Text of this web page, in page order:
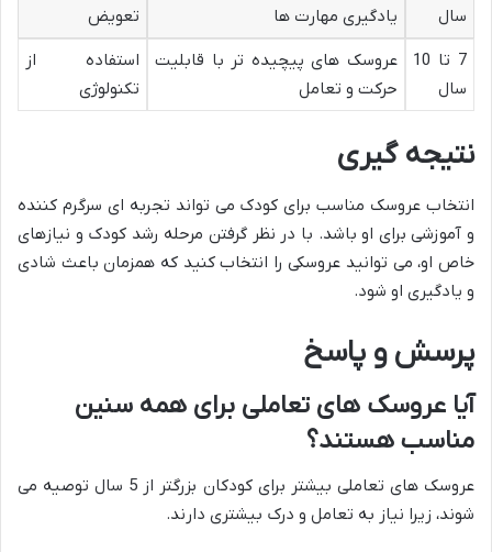
سال
یادگیری مهارت ها
تعویض
7 تا 10
سال
عروسک های پیچیده تر با قابلیت
حرکت و تعامل
استفاده از
تکنولوژی
نتیجه گیری
انتخاب عروسک مناسب برای کودک می تواند تجربه ای سرگرم کننده
و آموزشی برای او باشد. با در نظر گرفتن مرحله رشد کودک و نیازهای
خاص او، می توانید عروسکی را انتخاب کنید که همزمان باعث شادی
و یادگیری او شود.
پرسش و پاسخ
آیا عروسک های تعاملی برای همه سنین
مناسب هستند؟
عروسک های تعاملی بیشتر برای کودکان بزرگتر از 5 سال توصیه می
شوند، زیرا نیاز به تعامل و درک بیشتری دارند.